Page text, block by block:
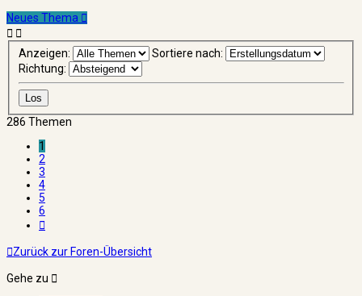
Neues Thema
Anzeigen:
Sortiere nach:
Richtung:
286 Themen
1
2
3
4
5
6
Zurück zur Foren-Übersicht
Gehe zu